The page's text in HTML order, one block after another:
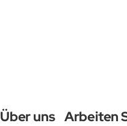
Über uns Arbeiten